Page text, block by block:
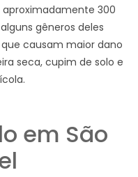
aproximadamente 300
gêneros deles
causam maior dano
seca, cupim de solo e
em São